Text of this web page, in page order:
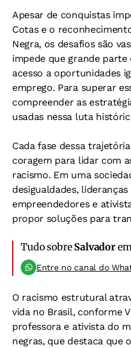
Apesar de conquistas
Cotas e o
Negra, os desafios são
impede que grande
acesso a oportunidades
emprego. Para superar
compreender as
usadas nessa luta
Cada fase dessa
coragem para lidar com
racismo. Em uma
desigualdades,
empreendedores e
propor soluções para
Tudo sobre Salvador
Entre no canal do
O racismo estrutural
vida no Brasil, conforme
professora e ativista do
negras, que destaca que